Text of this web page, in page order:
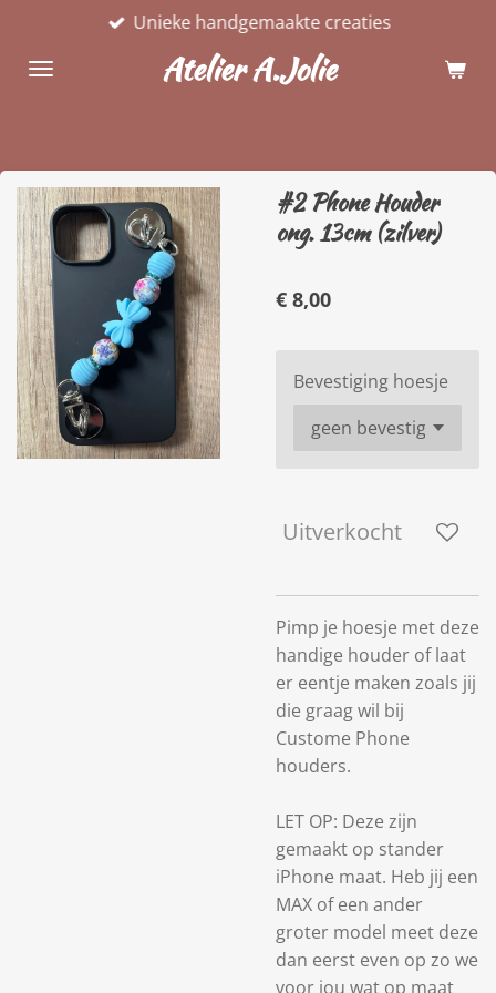
naar
Atelier A.Jolie
Unieke handgemaakte creaties
#2 Phone Houder
ong. 13cm (zilver)
€ 8,00
Bevestiging hoesje
Uitverkocht
Pimp je hoesje met deze
handige houder of laat
er eentje maken zoals jij
die graag wil bij
Custome Phone
houders.
LET OP: Deze zijn
gemaakt op stander
iPhone maat. Heb jij een
MAX of een ander
groter model meet deze
dan eerst even op zo we
voor jou wat op maat